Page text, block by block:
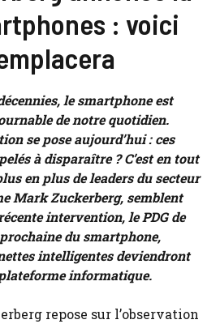
: voici
le smartphone est
de notre quotidien.
se pose aujourd’hui : ces
à disparaître ? C’est en tout
en plus de leaders du secteur
Mark Zuckerberg, semblent
intervention, le PDG de
du smartphone,
intelligentes deviendront
informatique.
repose sur l’observation